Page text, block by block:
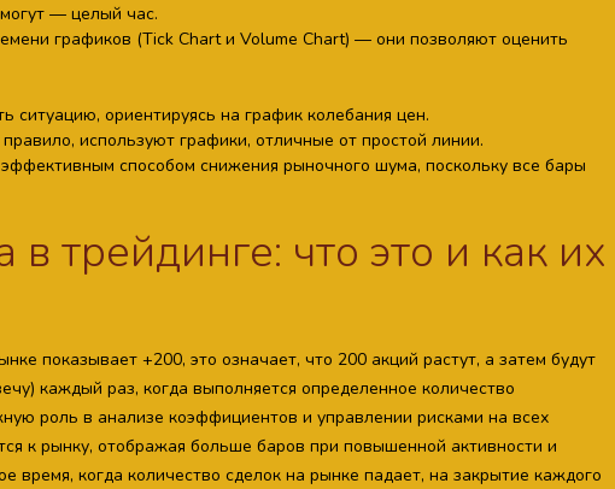
— целый час.
графиков (Tick Chart и Volume Chart) — они позволяют оценить
ситуацию, ориентируясь на график колебания цен.
используют графики, отличные от простой линии.
способом снижения рыночного шума, поскольку все бары
трейдинге: что это и как их
показывает +200, это означает, что 200 акций растут, а затем будут
каждый раз, когда выполняется определенное количество
роль в анализе коэффициентов и управлении рисками на всех
к рынку, отображая больше баров при повышенной активности и
время, когда количество сделок на рынке падает, на закрытие каждого